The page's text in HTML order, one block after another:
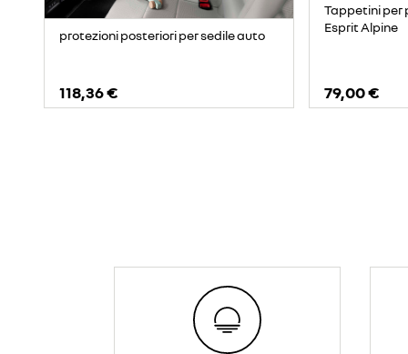
protezioni posteriori per sedile auto
118,36 €
Tappetini per
Esprit Alpine
79,00 €